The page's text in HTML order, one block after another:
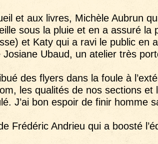
et aux livres, Michèle Aubrun
sous la pluie et en a assuré la
et Katy qui a ravi le public en
Josiane Ubaud, un atelier très
des flyers dans la foule à
les qualités de nos sections et
J’ai bon espoir de finir homme
Frédéric Andrieu qui a boosté